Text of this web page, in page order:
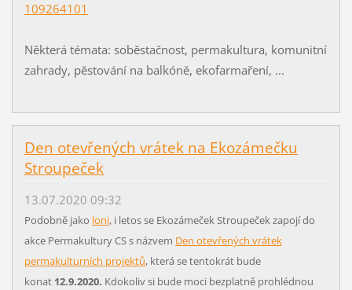
109264101
Některá témata: soběstačnost, permakultura, komunitní
zahrady, pěstování na balkóně, ekofarmaření, ...
Den otevřených vrátek na Ekozámečku
Stroupeček
13.07.2020 09:32
Podobně jako loni, i letos se Ekozámeček Stroupeček zapojí do
akce Permakultury CS s názvem Den otevřených vrátek
permakulturních projektů, která se tentokrát bude
konat 12.9.2020. Kdokoliv si bude moci bezplatně prohlédnou